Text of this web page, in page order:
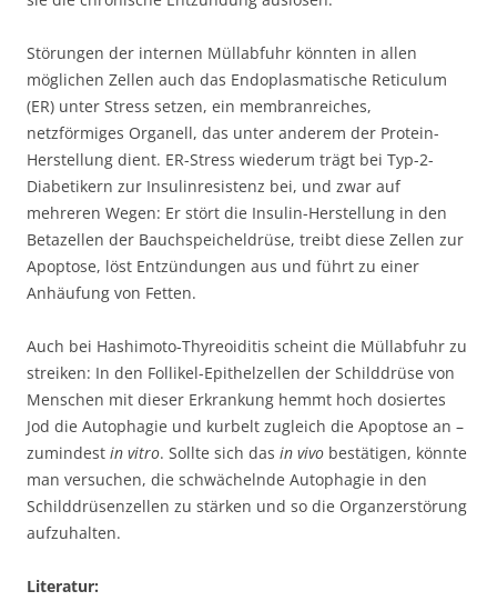
Störungen der internen Müllabfuhr könnten in allen
möglichen Zellen auch das Endoplasmatische Reticulum
(ER) unter Stress setzen, ein membranreiches,
netzförmiges Organell, das unter anderem der Protein-
Herstellung dient. ER-Stress wiederum trägt bei Typ-2-
Diabetikern zur Insulinresistenz bei, und zwar auf
mehreren Wegen: Er stört die Insulin-Herstellung in den
Betazellen der Bauchspeicheldrüse, treibt diese Zellen zur
Apoptose, löst Entzündungen aus und führt zu einer
Anhäufung von Fetten.
Auch bei Hashimoto-Thyreoiditis scheint die Müllabfuhr zu
streiken: In den Follikel-Epithelzellen der Schilddrüse von
Menschen mit dieser Erkrankung hemmt hoch dosiertes
Jod die Autophagie und kurbelt zugleich die Apoptose an –
zumindest in vitro. Sollte sich das in vivo bestätigen, könnte
man versuchen, die schwächelnde Autophagie in den
Schilddrüsenzellen zu stärken und so die Organzerstörung
aufzuhalten.
Literatur: